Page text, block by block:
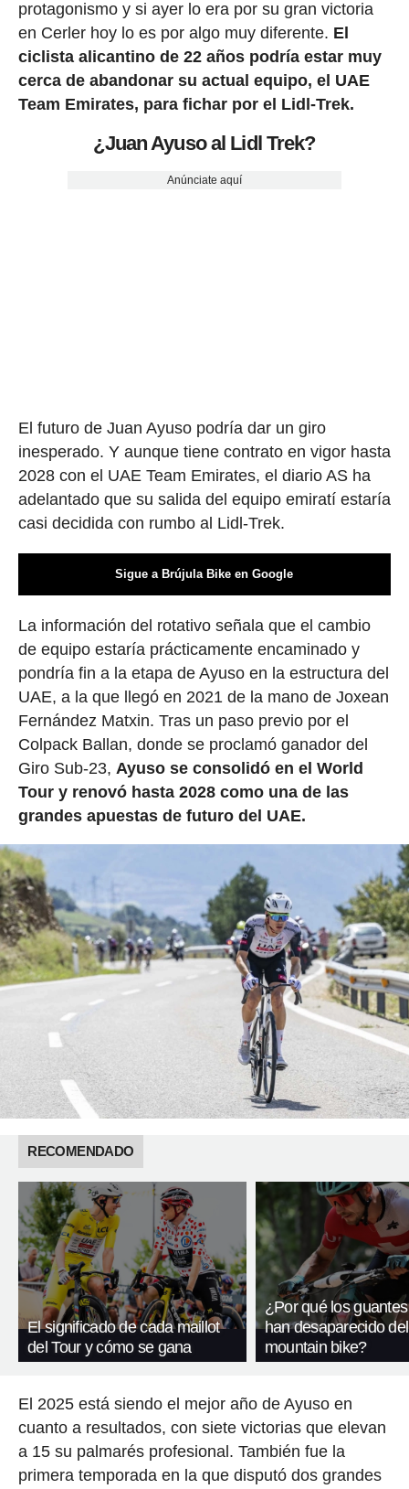
protagonismo y si ayer lo era por su gran victoria
en Cerler hoy lo es por algo muy diferente. El
ciclista alicantino de 22 años podría estar muy
cerca de abandonar su actual equipo, el UAE
Team Emirates, para fichar por el Lidl-Trek.
¿Juan Ayuso al Lidl Trek?
Anúnciate aquí
El futuro de Juan Ayuso podría dar un giro
inesperado. Y aunque tiene contrato en vigor hasta
2028 con el UAE Team Emirates, el diario AS ha
adelantado que su salida del equipo emiratí estaría
casi decidida con rumbo al Lidl-Trek.
Sigue a Brújula Bike en Google
La información del rotativo señala que el cambio
de equipo estaría prácticamente encaminado y
pondría fin a la etapa de Ayuso en la estructura del
UAE, a la que llegó en 2021 de la mano de Joxean
Fernández Matxin. Tras un paso previo por el
Colpack Ballan, donde se proclamó ganador del
Giro Sub-23, Ayuso se consolidó en el World
Tour y renovó hasta 2028 como una de las
grandes apuestas de futuro del UAE.
RECOMENDADO
El significado de cada maillot
del Tour y cómo se gana
¿Por qué los
han desaparecido del
mountain bike?
El 2025 está siendo el mejor año de Ayuso en
cuanto a resultados, con siete victorias que elevan
a 15 su palmarés profesional. También fue la
primera temporada en la que disputó dos grandes